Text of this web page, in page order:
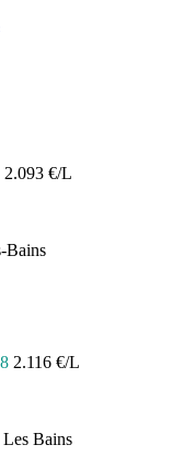
2.093 €/L
Bains
2.116 €/L
Bains